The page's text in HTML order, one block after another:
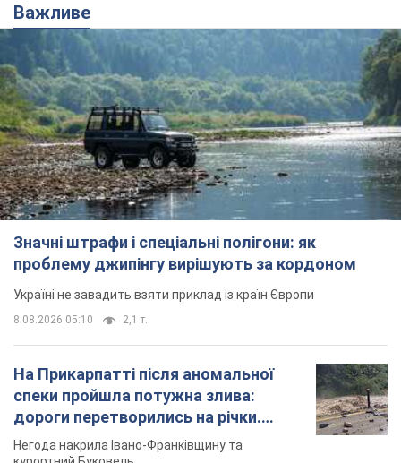
Важливе
Значні штрафи і спеціальні полігони: як
проблему джипінгу вирішують за кордоном
Україні не завадить взяти приклад із країн Європи
8.08.2026 05:10 2,1 т.
На Прикарпатті після аномальної
спеки пройшла потужна злива:
дороги перетворились на річки.
Відео
Негода накрила Івано-Франківщину та